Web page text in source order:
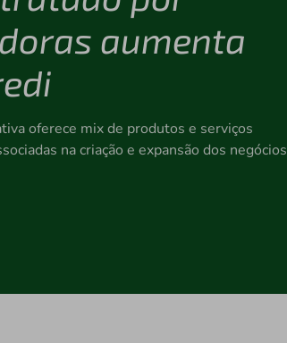
aumenta
oferece mix de produtos e serviços
na criação e expansão dos negócios